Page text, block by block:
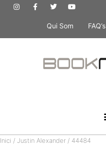
Qui Som FAQ’s
Inici / Justin Alexander / 44484